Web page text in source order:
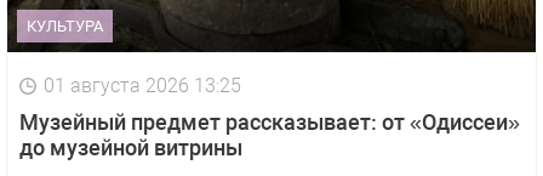
КУЛЬТУРА
01 августа 2026 13:25
Музейный предмет рассказывает: от «Одиссеи»
до музейной витрины